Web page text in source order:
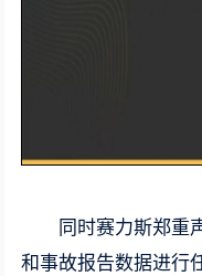
同时赛力斯郑重
和事故报告数据进行